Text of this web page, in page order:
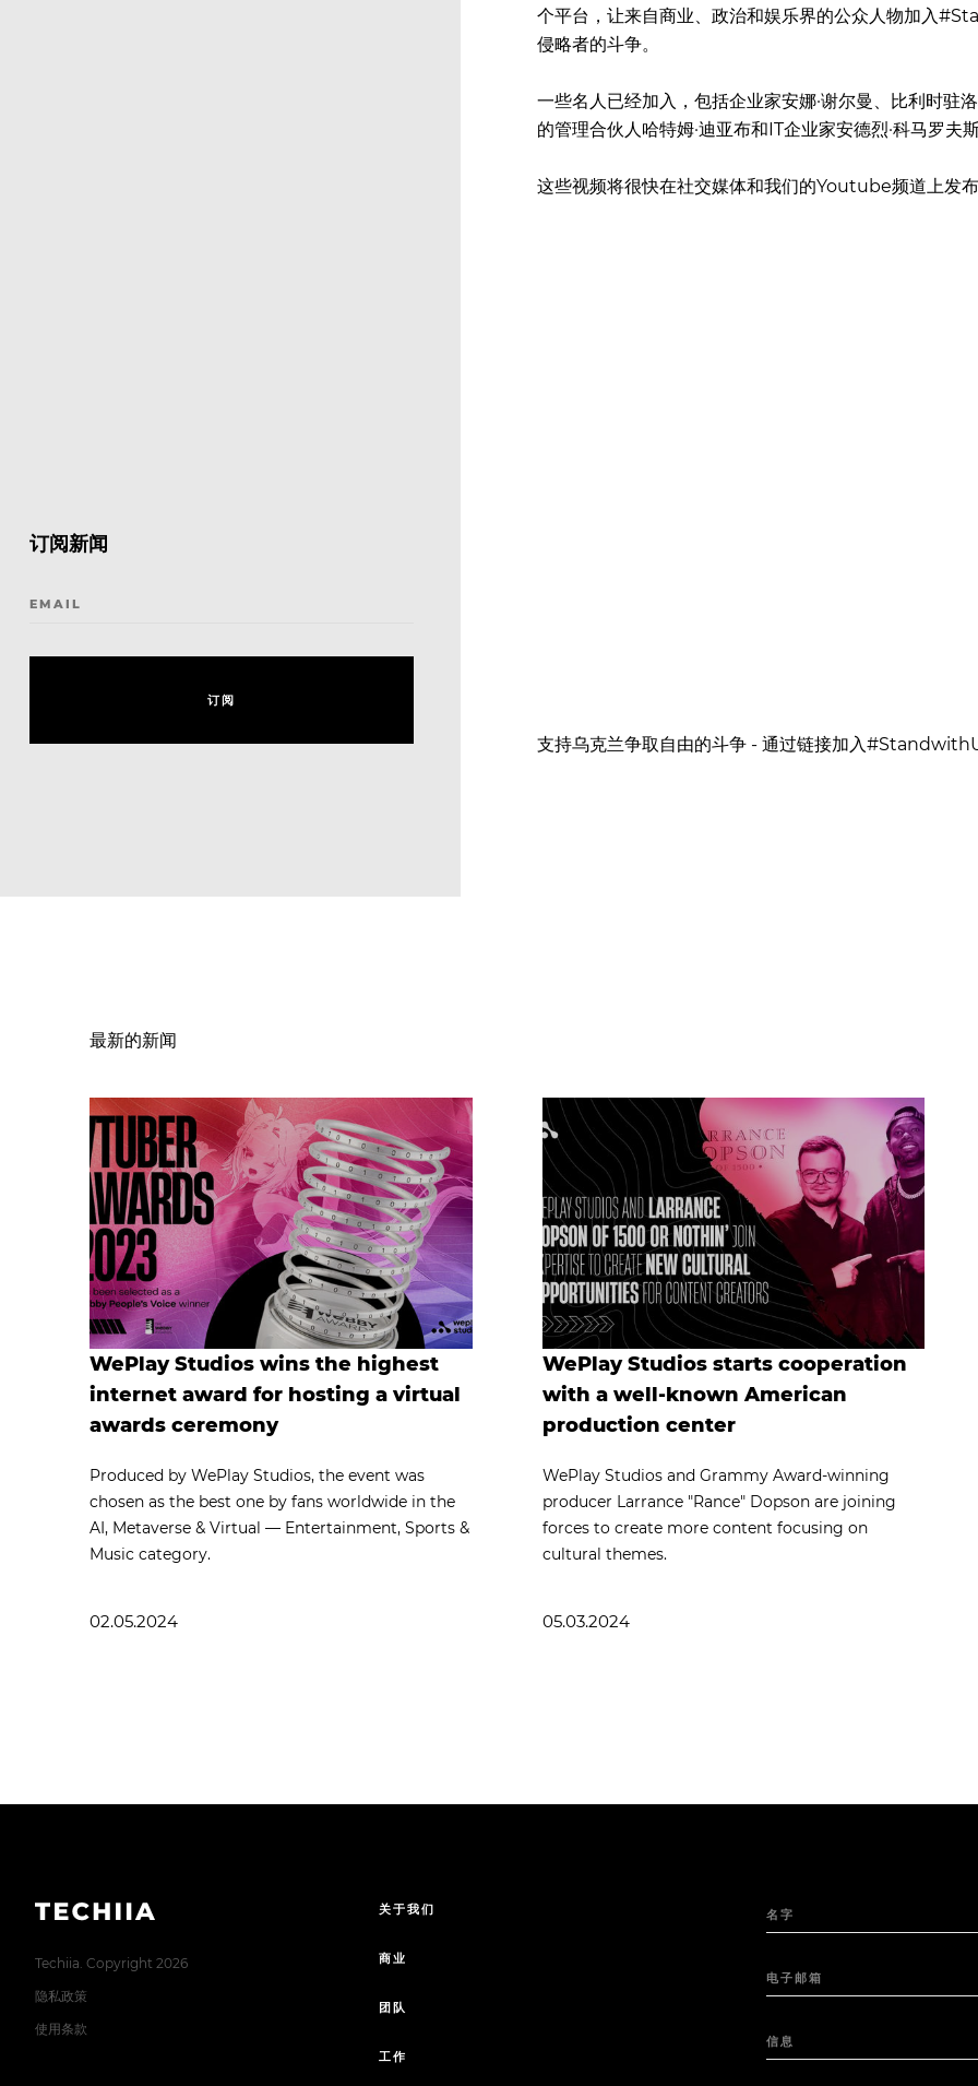
个平台，让来自商业、政治和娱乐界的公众人物加入
侵略者的斗争。
一些名人已经加入，包括企业家安娜·谢尔曼、比利时驻
的管理合伙人哈特姆·迪亚布和IT企业家安德烈·科马罗夫斯
这些视频将很快在社交媒体和我们的Youtube频道上发布
支持乌克兰争取自由的斗争 - 通过链接加入
订阅新闻
EMAIL
订阅
最新的新闻
WePlay Studios wins the highest
internet award for hosting a virtual
awards ceremony
Produced by WePlay Studios, the event was
chosen as the best one by fans worldwide in the
AI, Metaverse & Virtual — Entertainment, Sports &
Music category.
02.05.2024
WePlay Studios starts cooperation
with a well-known American
production center
WePlay Studios and Grammy Award-winning
producer Larrance "Rance" Dopson are joining
forces to create more content focusing on
cultural themes.
05.03.2024
Techiia. Copyright 2026
隐私政策
使用条款
关于我们
商业
团队
工作
名字
电子邮箱
信息